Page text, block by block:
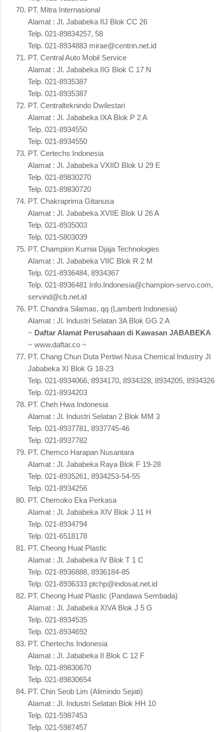
PT. Mitra Internasional
Alamat : Jl. Jababeka IIJ Blok CC 26
Telp. 021-89834257, 58
Telp. 021-8934883 mirae@centrin.net.id
PT. Central Auto Mobil Service
Alamat : Jl. Jababeka IIG Blok C 17 N
Telp. 021-8935387
Telp. 021-8935387
PT. Centralteknindo Dwilestari
Alamat : Jl. Jababeka IXA Blok P 2 A
Telp. 021-8934550
Telp. 021-8934550
PT. Certechs Indonesia
Alamat : Jl. Jababeka VXIID Blok U 29 E
Telp. 021-89830270
Telp. 021-89830720
PT. Chakraprima Gitanusa
Alamat : Jl. Jababeka XVIIE Blok U 26 A
Telp. 021-8935003
Telp. 021-5803039
PT. Champion Kurnia Djaja Technologies
Alamat : Jl. Jababeka VIIC Blok R 2 M
Telp. 021-8936484, 8934367
Telp. 021-8936481 Info.Indonesia@champion-servo.com,
servind@cb.net.id
PT. Chandra Silamas, qq (Lamberti Indonesia)
Alamat : Jl. Industri Selatan 3A Blok GG 2 A
~ Daftar Alamat Perusahaan di Kawasan JABABEKA
~ www.daftar.co ~
PT. Chang Chun Duta Pertiwi Nusa Chemical Industry Jl
Jababeka XI Blok G 18-23
Telp. 021-8934066, 8934170, 8934328, 8934205, 8934326
Telp. 021-8934203
PT. Cheh Hwa Indonesia
Alamat : Jl. Industri Selatan 2 Blok MM 3
Telp. 021-8937781, 8937745-46
Telp. 021-8937782
PT. Chemco Harapan Nusantara
Alamat : Jl. Jababeka Raya Blok F 19-28
Telp. 021-8935261, 8934253-54-55
Telp. 021-8934256
PT. Chemoko Eka Perkasa
Alamat : Jl. Jababeka XIV Blok J 11 H
Telp. 021-8934794
Telp. 021-6518178
PT. Cheong Huat Plastic
Alamat : Jl. Jababeka IV Blok T 1 C
Telp. 021-8936888, 8936184-85
Telp. 021-8936333 ptchp@indosat.net.id
PT. Cheong Huat Plastic (Pandawa Sembada)
Alamat : Jl. Jababeka XIVA Blok J 5 G
Telp. 021-8934535
Telp. 021-8934692
PT. Chertechs Indonesia
Alamat : Jl. Jababeka II Blok C 12 F
Telp. 021-89830670
Telp. 021-89830654
PT. Chin Seob Lim (Alimindo Sejati)
Alamat : Jl. Industri Selatan Blok HH 10
Telp. 021-5987453
Telp. 021-5987457